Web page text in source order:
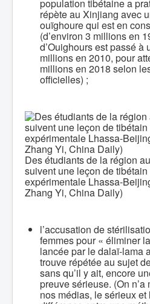
population tibétaine a
répète au Xinjiang avec
ouïghoure qui est en
(d’environ 3 millions en
d’Ouighours est passé à
millions en 2010, pour
millions en 2018 selon
officielles) ;
Des étudiants de la région
suivent une leçon de
expérimentale Lhassa-
Zhang Yi, China Daily)
l’accusation de
femmes pour « éliminer
lancée par le dalaï-lama
trouve répétée au sujet
sans qu’il y ait, encore
preuve sérieuse. (On
nos médias, le sérieux et